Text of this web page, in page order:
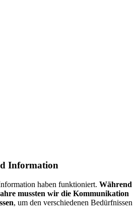
Information
haben funktioniert. Während
mussten wir die Kommunikation
, um den verschiedenen Bedürfnissen